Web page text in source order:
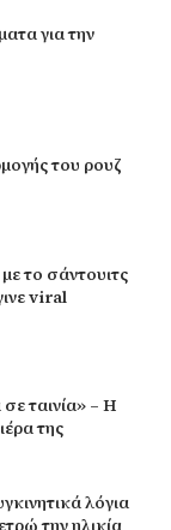
για την
του ρουζ
το σάντουιτς
viral
ταινία» – Η
της
λόγια